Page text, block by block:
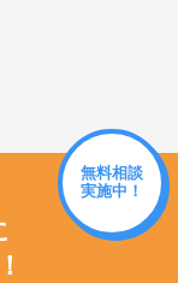
無料相談
実施中！